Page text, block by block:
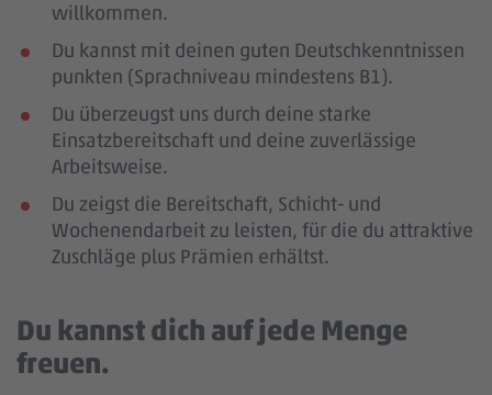
willkommen.
Du kannst mit deinen guten Deutschkenntnissen
punkten (Sprachniveau mindestens B1).
Du überzeugst uns durch deine starke
Einsatzbereitschaft und deine zuverlässige
Arbeitsweise.
Du zeigst die Bereitschaft, Schicht- und
Wochenendarbeit zu leisten, für die du attraktive
Zuschläge plus Prämien erhältst.
Du kannst dich auf jede Menge
freuen.